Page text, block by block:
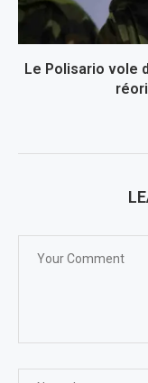
Le Polisario vole